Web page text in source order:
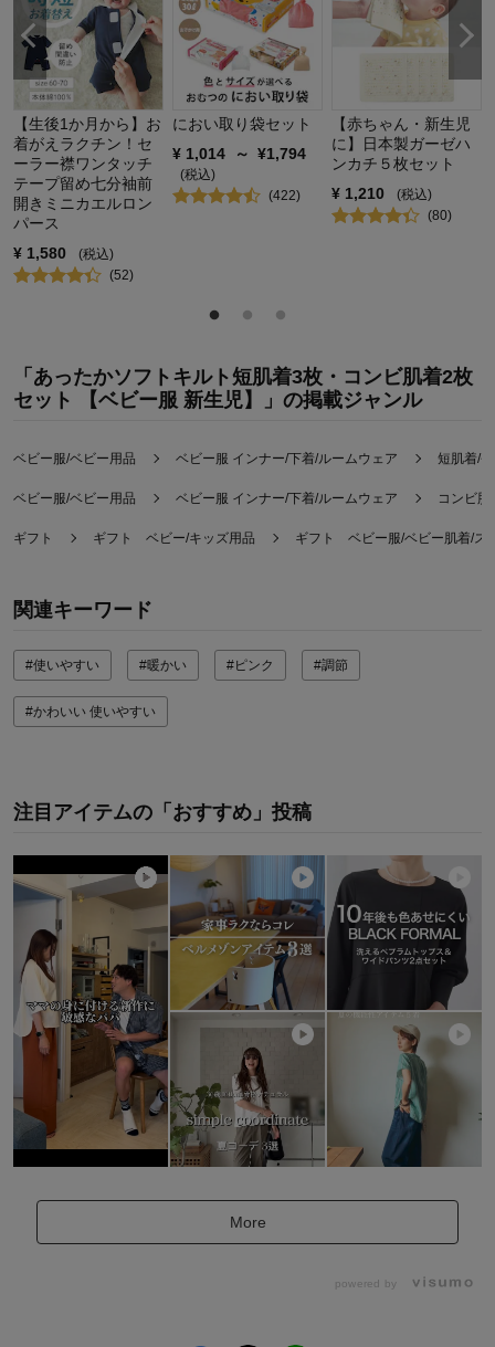
【生後1か月から】お
着がえラクチン！セ
ーラー襟ワンタッチ
テープ留め七分袖前
開きミニカエルロン
パース
¥ 1,580
(税込)
(52)
におい取り袋セット
¥ 1,014 ～ ¥1,794
(税込)
(422)
【赤ちゃん・新生児
に】日本製ガーゼハ
ンカチ５枚セット
¥ 1,210
(税込)
(80)
「あったかソフトキルト短肌着3枚・コンビ肌着2枚
セット 【ベビー服 新生児】」の掲載ジャンル
ベビー服/ベビー用品 ベビー服 インナー/下着/ルームウェア 短肌着/
ベビー服/ベビー用品 ベビー服 インナー/下着/ルームウェア コンビ
ギフト ギフト ベビー/キッズ用品 ギフト ベビー服/ベビー肌着/ス
関連キーワード
#使いやすい #暖かい #ピンク #調節
#かわいい 使いやすい
注目アイテムの「おすすめ」投稿
More
powered by